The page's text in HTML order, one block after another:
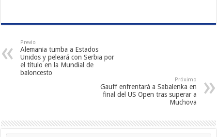
Previo
Alemania tumba a Estados
Unidos y peleará con Serbia por
el título en la Mundial de
baloncesto
Próximo
Gauff enfrentará a Sabalenka en
final del US Open tras superar a
Muchova